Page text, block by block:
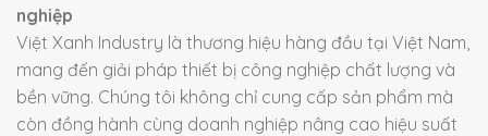
nghiệp
Việt Xanh Industry là thương hiệu hàng đầu tại Việt Nam,
mang đến giải pháp thiết bị công nghiệp chất lượng và
bền vững. Chúng tôi không chỉ cung cấp sản phẩm mà
còn đồng hành cùng doanh nghiệp nâng cao hiệu suất